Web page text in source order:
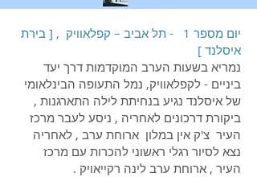
יום מספר 1 - תל אביב – קפלאוויק , [ בירת
איסלנד ]
נמריא בשעות הערב המוקדמות דרך יעד
ביניים - לקפלאוויק, נמל התעופה הבינלאומי
של איסלנד נגיע בנחיתת לילה התארגנות ,
ביקורת דרכונים לאחריה , ניסע לעבר מרכז
העיר צ'ק אין במלון ארוחת ערב , לאחריה
נצא לסיור רגלי ראשוני להכרות עם מרכז
העיר , ארוחת ערב לינה רקייאויק .